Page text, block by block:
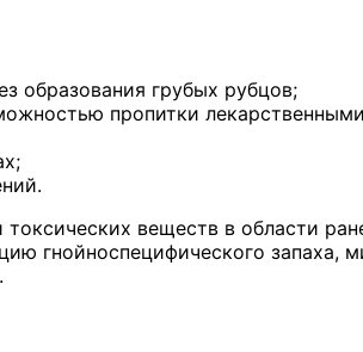
образования грубых рубцов;
пропитки
веществ в области
гнойноспецифического